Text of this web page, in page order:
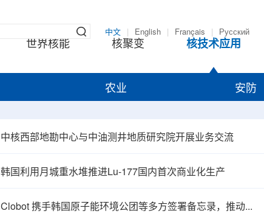
中文 English Français Русский
世界核能 核聚变 核技术应用
农业 安防
中核西部地勘中心与中油测井地质研究院开展业务交流
韩国利用月城重水堆推进Lu-177国内首次商业化生产
Clobot 携手韩国原子能环境公团等多方签署备忘录，推动放射性废物安全管理多机型机器人示范